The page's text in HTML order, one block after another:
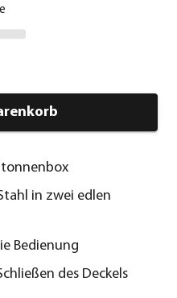
in zwei edlen
Bedienung
des Deckels